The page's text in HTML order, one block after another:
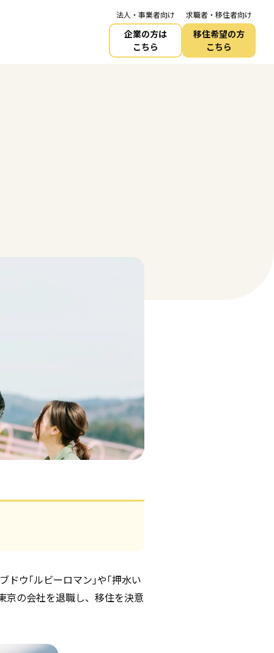
法人・事業者向け
企業の方は
こちら
求職者・移住者向け
移住希望の方
こちら
ドウ｢ルビーロマン｣や｢押水い
京の会社を退職し、移住を決意